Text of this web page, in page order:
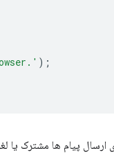
);
ارسال پیام ها مشترک یا